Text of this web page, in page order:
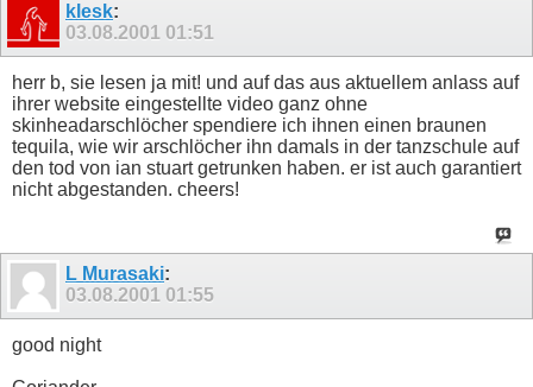
klesk:
03.08.2001 01:51
herr b, sie lesen ja mit! und auf das aus aktuellem anlass auf
ihrer website eingestellte video ganz ohne
skinheadarschlöcher spendiere ich ihnen einen braunen
tequila, wie wir arschlöcher ihn damals in der tanzschule auf
den tod von ian stuart getrunken haben. er ist auch garantiert
nicht abgestanden. cheers!
L Murasaki:
03.08.2001 01:55
good night